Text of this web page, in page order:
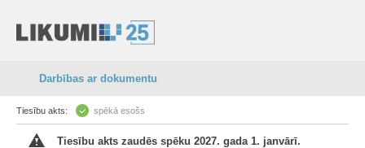
Darbības ar dokumentu
Tiesību akts: spēkā esošs
Tiesību akts zaudēs spēku 2027. gada 1. janvārī.